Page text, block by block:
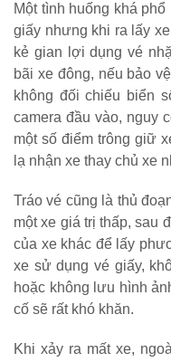
Một tình huống khá
giấy nhưng khi ra lấy
kẻ gian lợi dụng vé
bãi xe đông, nếu bảo
không đối chiếu biển
camera đầu vào, nguy
một số điểm trông giữ
lạ nhận xe thay chủ xe
Tráo vé cũng là thủ
một xe giá trị thấp, sau
của xe khác để lấy
xe sử dụng vé giấy,
hoặc không lưu hình
cố sẽ rất khó khăn.
Khi xảy ra mất xe,